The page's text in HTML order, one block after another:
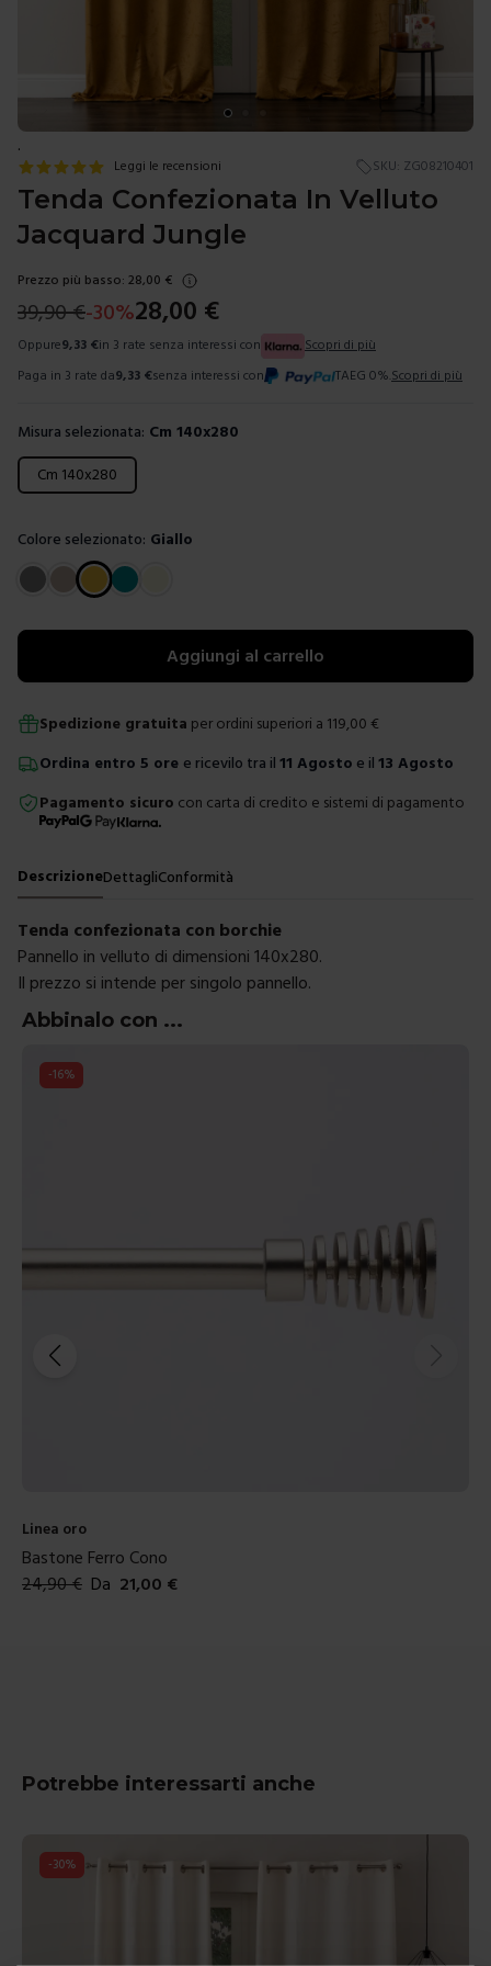
.
Leggi le recensioni SKU: ZG08210401
Tenda Confezionata In Velluto
Jacquard Jungle
Prezzo più basso: 28,00 €
39,90€-30%28,00 €
Oppure9,33 €in 3 rate senza interessi con
Scopri di più
Paga in 3 rate da9,33 €senza interessi con TAEG 0%. Scopri di più
Misura selezionata: Cm 140x280
Scegli una misura
Cm 140x280
Colore selezionato: Giallo
Scegli un colore
Aggiungi al carrello
Spedizione gratuita per ordini superiori a 119,00 €
Ordina entro 5 ore e ricevilo tra il 11 Agosto e il 13 Agosto
Pagamento sicuro con carta di credito e sistemi di pagamento
DescrizioneDettagliConformità
Tenda confezionata con borchie
Pannello in velluto di dimensioni 140x280.
Il prezzo si intende per singolo pannello.
Abbinalo con ...
14%
Linea oro
Bastone Ferro Glass
27,90€ Da 24,00 €
Potrebbe interessarti anche
-31%